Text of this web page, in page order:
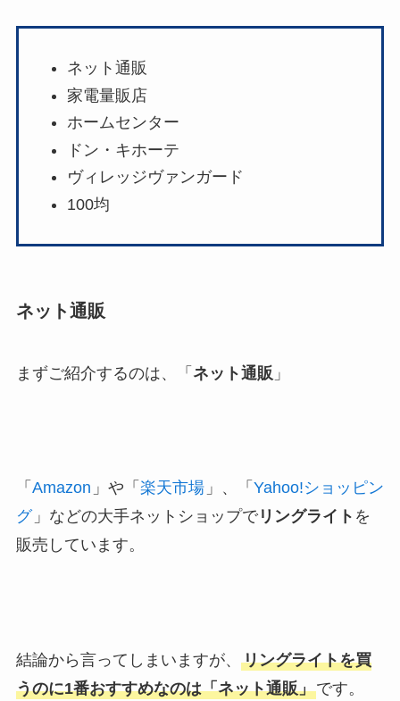
ネット通販
家電量販店
ホームセンター
ドン・キホーテ
ヴィレッジヴァンガード
100均
ネット通販
まずご紹介するのは、「 ネット通販 」
「 Amazon 」や「 楽天市場 」、「 Yahoo!ショッピン
グ」などの大手ネットショップでリングライト を
販売しています。
結論から言ってしまいますが、 リングライトを買
うのに1番おすすめなのは「ネット通販」です。